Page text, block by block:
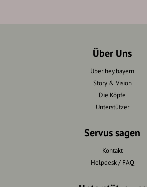
Über Uns
Über hey.bayern
Story & Vision
Die Köpfe
Unterstützer
Servus sagen
Kontakt
Helpdesk / FAQ